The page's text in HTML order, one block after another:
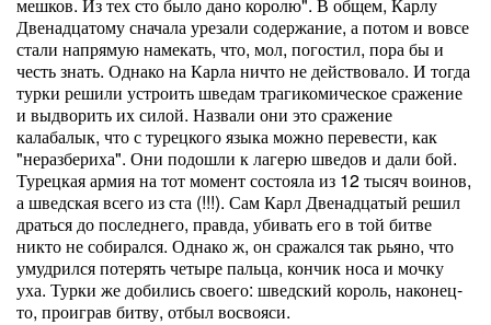
Двенадцатому сначала урезали содержание, а потом и вовсе
стали напрямую намекать, что, мол, погостил, пора бы и
честь знать. Однако на Карла ничто не действовало. И тогда
турки решили устроить шведам трагикомическое сражение
и выдворить их силой. Назвали они это сражение
калабалык, что с турецкого языка можно перевести, как
"неразбериха". Они подошли к лагерю шведов и дали бой.
Турецкая армия на тот момент состояла из 12 тысяч воинов,
а шведская всего из ста (!!!). Сам Карл Двенадцатый решил
драться до последнего, правда, убивать его в той битве
никто не собирался. Однако ж, он сражался так рьяно, что
умудрился потерять четыре пальца, кончик носа и мочку
уха. Турки же добились своего: шведский король, наконец-
то, проиграв битву, отбыл восвояси.